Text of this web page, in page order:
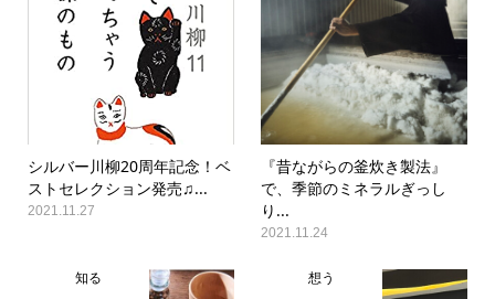
シルバー川柳20周年記念！ベ
ストセレクション発売♫...
2021.11.27
『昔ながらの釜炊き製法』
で、季節のミネラルぎっし
り...
2021.11.24
知る 想う